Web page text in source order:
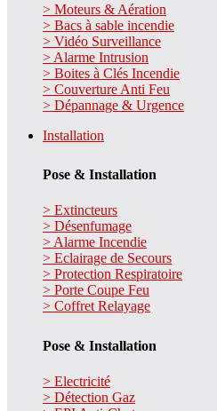
> Moteurs & Aération
> Bacs à sable incendie
> Vidéo Surveillance
> Alarme Intrusion
> Boites à Clés Incendie
> Couverture Anti Feu
> Dépannage & Urgence
Installation
Pose & Installation
> Extincteurs
> Désenfumage
> Alarme Incendie
> Eclairage de Secours
> Protection Respiratoire
> Porte Coupe Feu
> Coffret Relayage
Pose & Installation
> Electricité
> Détection Gaz